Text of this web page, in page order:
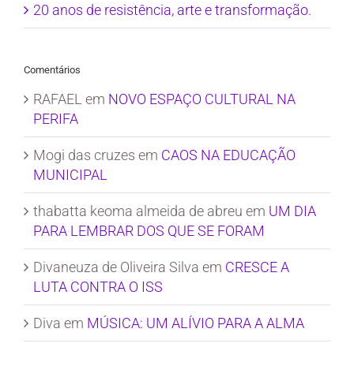
20 anos de resistência, arte e transformação.
Comentários
RAFAEL em NOVO ESPAÇO CULTURAL NA
PERIFA
Mogi das cruzes em CAOS NA EDUCAÇÃO
MUNICIPAL
thabatta keoma almeida de abreu em UM DIA
PARA LEMBRAR DOS QUE SE FORAM
Divaneuza de Oliveira Silva em CRESCE A
LUTA CONTRA O ISS
Diva em MÚSICA: UM ALÍVIO PARA A ALMA